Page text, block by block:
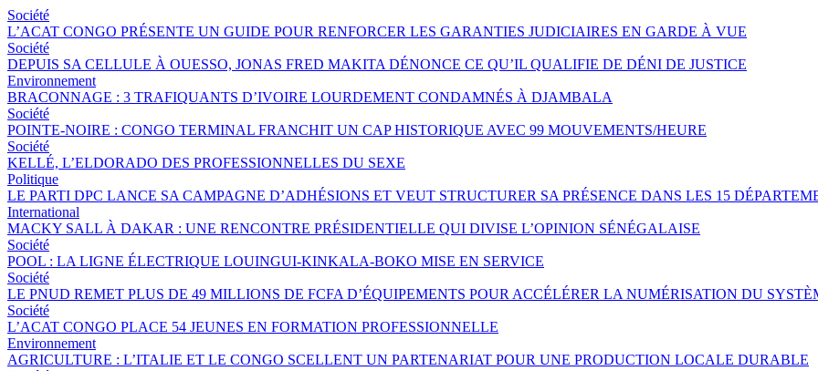
Société
L’ACAT CONGO PRÉSENTE UN GUIDE POUR RENFORCER LES GARANTIES JUDICIAIRES EN GARDE À VUE
Société
DEPUIS SA CELLULE À OUESSO, JONAS FRED MAKITA DÉNONCE CE QU’IL QUALIFIE DE DÉNI DE JUSTICE
Environnement
BRACONNAGE : 3 TRAFIQUANTS D’IVOIRE LOURDEMENT CONDAMNÉS À DJAMBALA
Société
POINTE-NOIRE : CONGO TERMINAL FRANCHIT UN CAP HISTORIQUE AVEC 99 MOUVEMENTS/HEURE
Société
KELLÉ, L’ELDORADO DES PROFESSIONNELLES DU SEXE
Politique
LE PARTI DPC LANCE SA CAMPAGNE D’ADHÉSIONS ET VEUT STRUCTURER SA PRÉSENCE DANS LES 15
International
MACKY SALL À DAKAR : UNE RENCONTRE PRÉSIDENTIELLE QUI DIVISE L’OPINION SÉNÉGALAISE
Société
POOL : LA LIGNE ÉLECTRIQUE LOUINGUI-KINKALA-BOKO MISE EN SERVICE
Société
LE PNUD REMET PLUS DE 49 MILLIONS DE FCFA D’ÉQUIPEMENTS POUR ACCÉLÉRER LA NUMÉRISATION DU
Société
L’ACAT CONGO PLACE 54 JEUNES EN FORMATION PROFESSIONNELLE
Environnement
AGRICULTURE : L’ITALIE ET LE CONGO SCELLENT UN PARTENARIAT POUR UNE PRODUCTION LOCALE DURABLE